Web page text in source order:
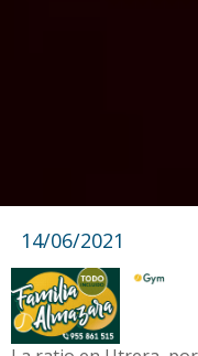
14/06/2021